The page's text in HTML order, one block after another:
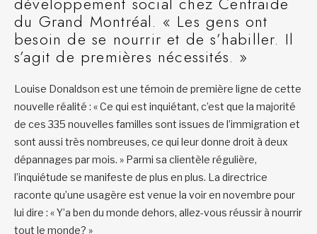
du Grand Montréal. « Les gens ont
besoin de se nourrir et de s’habiller. Il
s’agit de premières nécessités. »
Louise Donaldson est une témoin de première ligne de cette
nouvelle réalité : « Ce qui est inquiétant, c’est que la majorité
de ces 335 nouvelles familles sont issues de l’immigration et
sont aussi très nombreuses, ce qui leur donne droit à deux
dépannages par mois. » Parmi sa clientèle régulière,
l’inquiétude se manifeste de plus en plus. La directrice
raconte qu’une usagère est venue la voir en novembre pour
lui dire : « Y’a ben du monde dehors, allez-vous réussir à nourrir
tout le monde? »